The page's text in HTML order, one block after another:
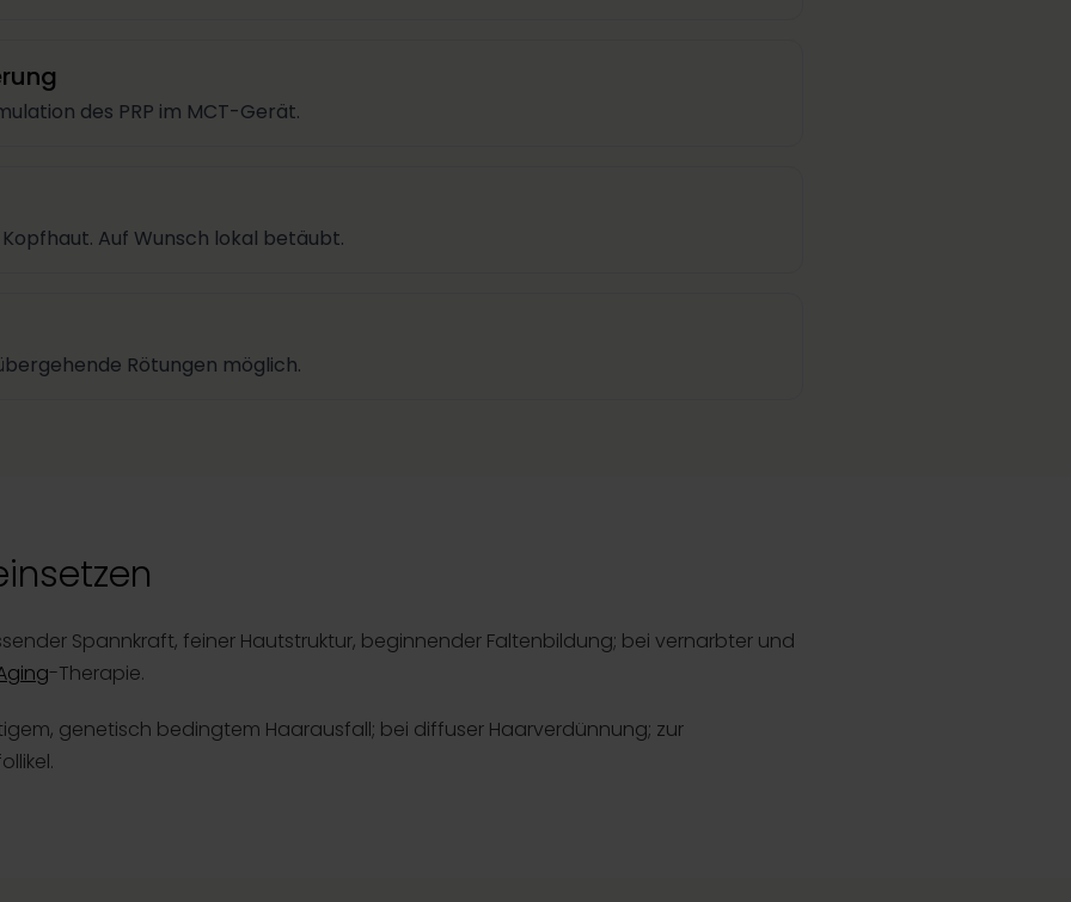
des PRP im MCT-Gerät.
Auf Wunsch lokal betäubt.
Rötungen möglich.
Spannkraft, feiner Hautstruktur, beginnender Faltenbildung; bei vernarbter und
-Therapie.
genetisch bedingtem Haarausfall; bei diffuser Haarverdünnung; zur